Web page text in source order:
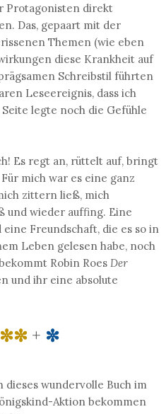
Protagonisten direkt
Das, gepaart mit der
Themen (wie eben
diese Krankheit auf
Schreibstil führten
Leseereignis, dass ich
legte noch die Gefühle
Es regt an, rüttelt auf, bringt
mich war es eine ganz
zittern ließ, mich
und wieder auffing. Eine
Freundschaft, die es so in
Leben gelesen habe, noch
Robin Roes Der
und ihr eine absolute
+ ✼
dieses wundervolle Buch im
Aktion bekommen